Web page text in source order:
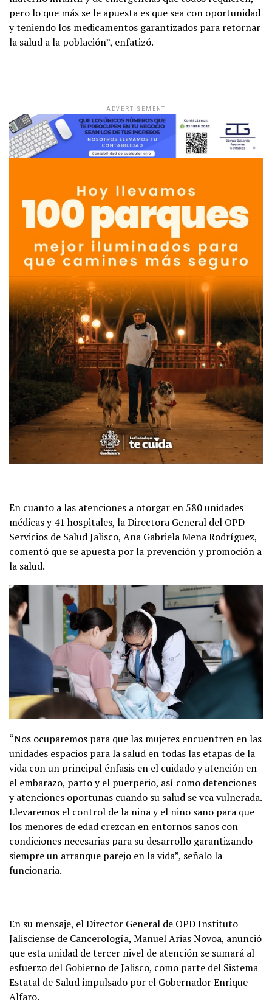
pero lo que más se le apuesta es que sea con oportunidad
y teniendo los medicamentos garantizados para retornar
la salud a la población”, enfatizó.
ADVERTISEMENT
En cuanto a las atenciones a otorgar en 580 unidades
médicas y 41 hospitales, la Directora General del OPD
Servicios de Salud Jalisco, Ana Gabriela Mena Rodríguez,
comentó que se apuesta por la prevención y promoción a
la salud.
“Nos ocuparemos para que las mujeres encuentren en las
unidades espacios para la salud en todas las etapas de la
vida con un principal énfasis en el cuidado y atención en
el embarazo, parto y el puerperio, así como detenciones
y atenciones oportunas cuando su salud se vea vulnerada.
Llevaremos el control de la niña y el niño sano para que
los menores de edad crezcan en entornos sanos con
condiciones necesarias para su desarrollo garantizando
siempre un arranque parejo en la vida”, señalo la
funcionaria.
En su mensaje, el Director General de OPD Instituto
Jalisciense de Cancerología, Manuel Arias Novoa, anunció
que esta unidad de tercer nivel de atención se sumará al
esfuerzo del Gobierno de Jalisco, como parte del Sistema
Estatal de Salud impulsado por el Gobernador Enrique
Alfaro.